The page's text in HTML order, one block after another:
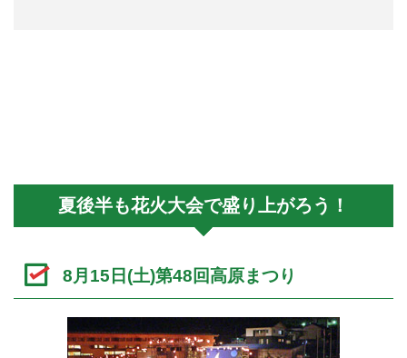
夏後半も花火大会で盛り上がろう！
8月15日(土)第48回高原まつり